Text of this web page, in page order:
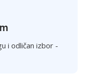
i odličan izbor -